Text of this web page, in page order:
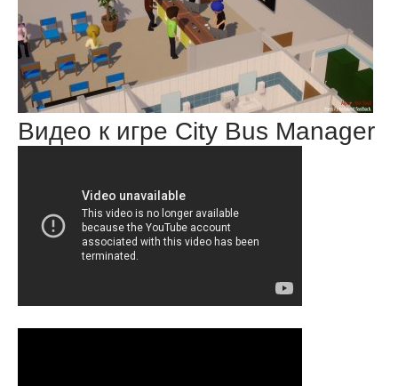
Видео к игре City Bus Manager